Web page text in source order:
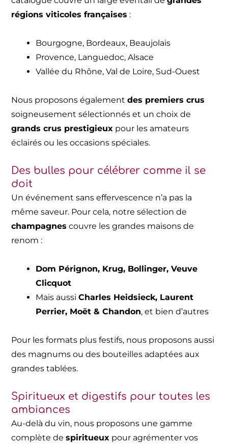
régions viticoles françaises :
Bourgogne, Bordeaux, Beaujolais
Provence, Languedoc, Alsace
Vallée du Rhône, Val de Loire, Sud-Ouest
Nous proposons égalementdes premiers crus
soigneusement sélectionnés et un choix de
grands crus prestigieux pour les amateurs
éclairés ou les occasions spéciales.
Des bulles pour célébrer comme il se
doit
Un événement sans effervescence n’a pas la
même saveur. Pour cela, notre sélection de
champagnes couvre les grandes maisons de
renom :
Dom Pérignon, Krug, Bollinger, Veuve
Clicquot
Mais aussiCharles Heidsieck, Laurent
Perrier, Moët & Chandon, et bien d’autres
Pour les formats plus festifs, nous proposons aussi
des magnums ou des bouteilles adaptées aux
grandes tablées.
Spiritueux et digestifs pour toutes les
ambiances
Au-delà du vin, nous proposons une gamme
complète despiritueux pour agrémenter vos